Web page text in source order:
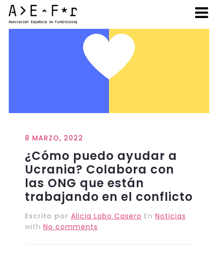
8 MARZO, 2022
¿Cómo puedo ayudar a
Ucrania? Colabora con
las ONG que están
trabajando en el conflicto
Escrito por Alicia Lobo Casero En Noticias
with No comments